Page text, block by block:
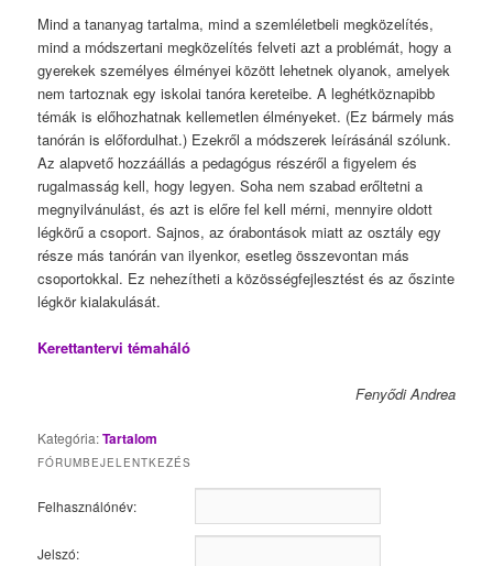
Mind a tananyag tartalma, mind a szemléletbeli megközelítés,
mind a módszertani megközelítés felveti azt a problémát, hogy a
gyerekek személyes élményei között lehetnek olyanok, amelyek
nem tartoznak egy iskolai tanóra kereteibe. A leghétköznapibb
témák is előhozhatnak kellemetlen élményeket. (Ez bármely más
tanórán is előfordulhat.) Ezekről a módszerek leírásánál szólunk.
Az alapvető hozzáállás a pedagógus részéről a figyelem és
rugalmasság kell, hogy legyen. Soha nem szabad erőltetni a
megnyilvánulást, és azt is előre fel kell mérni, mennyire oldott
légkörű a csoport. Sajnos, az órabontások miatt az osztály egy
része más tanórán van ilyenkor, esetleg összevontan más
csoportokkal. Ez nehezítheti a közösségfejlesztést és az őszinte
légkör kialakulását.
Kerettantervi témaháló
Fenyődi Andrea
Kategória:Tartalom
FÓRUMBEJELENTKEZÉS
Felhasználónév:
Jelszó: